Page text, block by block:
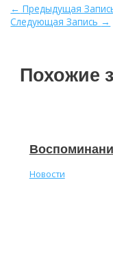
Навигация
по
← Предыдущая
Следующая Запись →
Похожие
Новости